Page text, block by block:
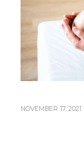
NOVEMBER 17, 2021